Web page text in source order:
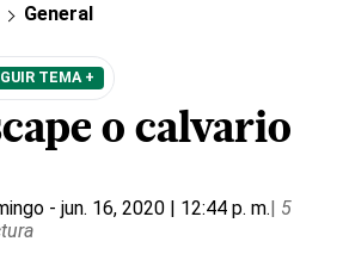
General
TEMA +
o calvario
- jun. 16, 2020 | 12:44 p. m.| 5